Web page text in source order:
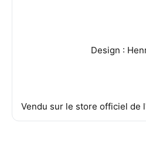
Design :
Vendu sur le store officiel de